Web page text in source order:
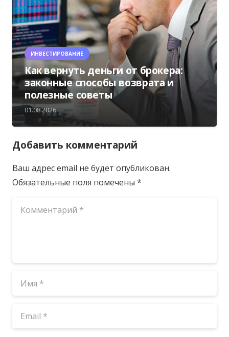
ИНВЕСТИРОВАНИЕ
Как вернуть деньги от брокера:
законные способы возврата и
полезные советы
01.08.2026
Добавить комментарий
Ваш адрес email не будет опубликован.
Обязательные поля помечены *